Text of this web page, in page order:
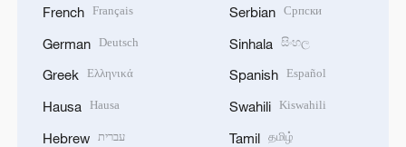
French Français
German Deutsch
Greek Ελληνικά
Hausa Hausa
Hebrew עברית
Serbian Српски
Sinhala සිංහල
Spanish Español
Swahili Kiswahili
Tamil தமிழ்